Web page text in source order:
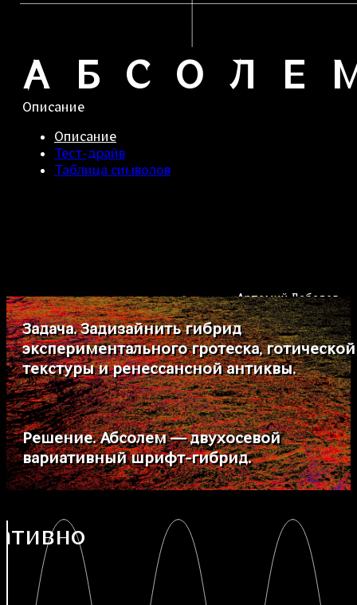
А Б С О Л Е
Описание
Описание
Тест-драйв
Таблица символов
Задача. Задизайнить гибрид
экспериментального гротеска, готической
текстуры и ренессансной антиквы.
Решение. Абсолем — двухосевой
вариативный шрифт-гибрид.
Арт-директор
Артемий Лебедев
Участие в проектах4311
Бизнес-линч2077
Мозг137 Фото дня52
Рутина25 Награды115
Выступления42
Мероприятия1 tema.ru|
ВК|ТГ|ИГ|ТТ